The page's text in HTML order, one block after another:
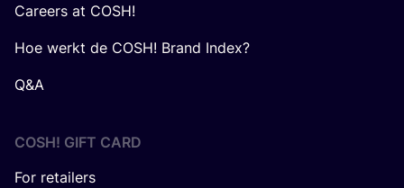
Careers at COSH!
Hoe werkt de COSH! Brand Index?
Q&A
COSH! GIFT CARD
For retailers